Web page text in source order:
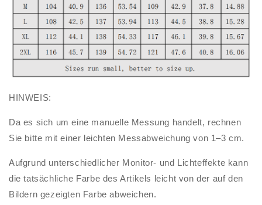
HINWEIS:
Da es sich um eine manuelle Messung handelt, rechnen
Sie bitte mit einer leichten Messabweichung von 1–3 cm.
Aufgrund unterschiedlicher Monitor- und Lichteffekte kann
die tatsächliche Farbe des Artikels leicht von der auf den
Bildern gezeigten Farbe abweichen.